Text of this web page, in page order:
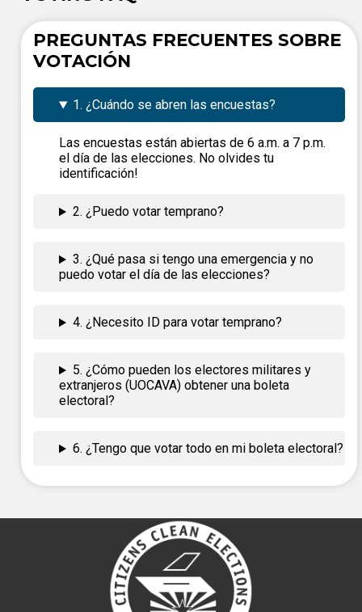
PREGUNTAS FRECUENTES SOBRE
VOTACIÓN
1. ¿Cuándo se abren las encuestas?
Las encuestas están abiertas de 6 a.m. a 7 p.m.
el día de las elecciones. No olvides tu
identificación!
2. ¿Puedo votar temprano?
3. ¿Qué pasa si tengo una emergencia y no
puedo votar el día de las elecciones?
4. ¿Necesito ID para votar temprano?
5. ¿Cómo pueden los electores militares y
extranjeros (UOCAVA) obtener una boleta
electoral?
6. ¿Tengo que votar todo en mi boleta electoral?